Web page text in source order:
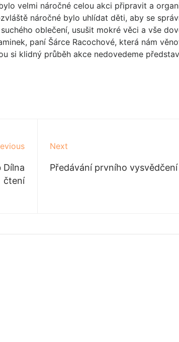
velmi náročné celou akci připravit a
náročné bylo uhlídat děti, aby se
oblečení, usušit mokré věci a vše
paní Šárce Racochové, která nám
si klidný průběh akce nedovedeme
Dílna
čtení
Next
Předávání prvního vysvědčení